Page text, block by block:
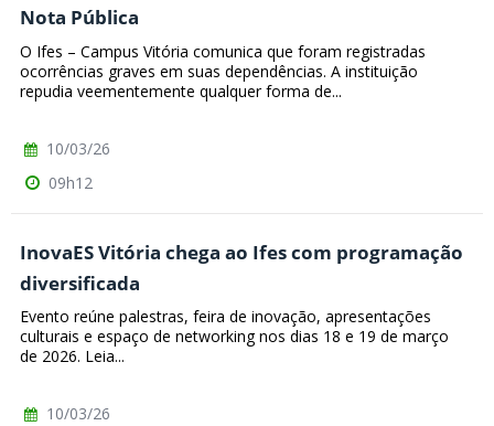
Nota Pública
O Ifes – Campus Vitória comunica que foram registradas
ocorrências graves em suas dependências. A instituição
repudia veementemente qualquer forma de...
10/03/26
09h12
InovaES Vitória chega ao Ifes com programação
diversificada
Evento reúne palestras, feira de inovação, apresentações
culturais e espaço de networking nos dias 18 e 19 de março
de 2026. Leia...
10/03/26